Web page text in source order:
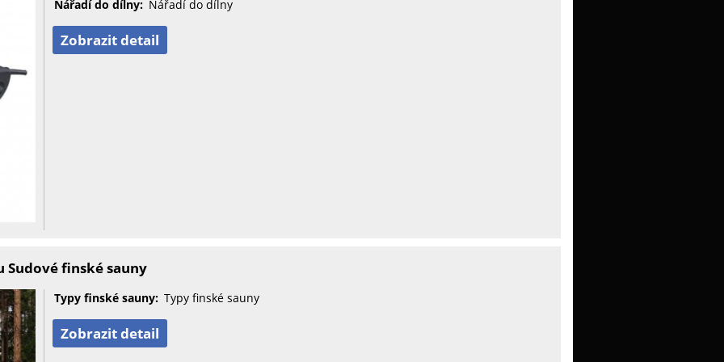
Nářadí do dílny: Nářadí do dílny
Zobrazit detail
Sudové finské sauny
Typy finské sauny: Typy finské sauny
Zobrazit detail